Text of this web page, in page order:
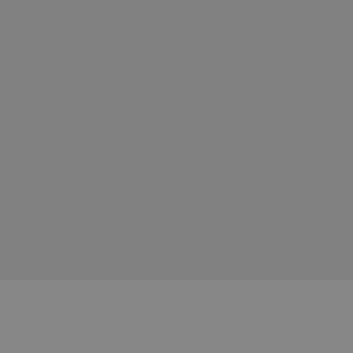
oder per Bildbearbeitung erstellter
und exportieren. Wir vermitteln Szenen-
zu erstellen.